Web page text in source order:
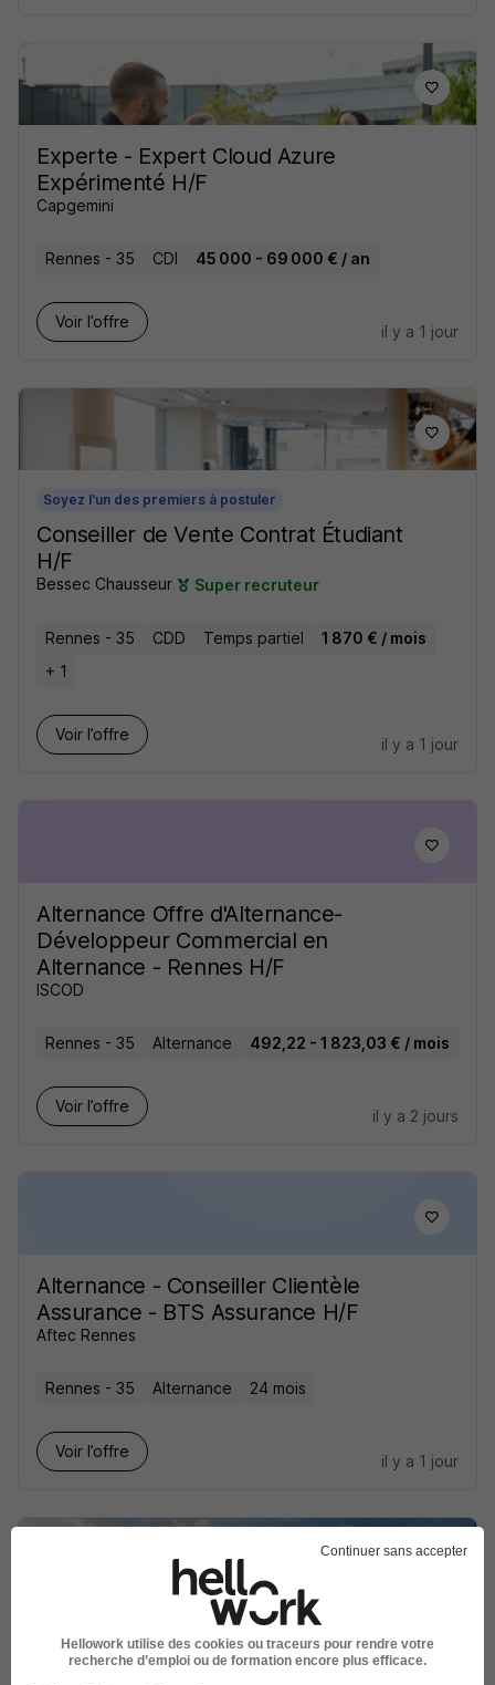
Experte - Expert Cloud Azure
Expérimenté H/F
Capgemini
Rennes - 35 CDI 45 000 - 69 000 € / an
Voir l’offre
il y a 1 jour
Soyez l'un des premiers à postuler
Conseiller de Vente Contrat Étudiant
H/F
Bessec Chausseur Super recruteur
Rennes - 35 CDD Temps partiel
1 870 € / mois
+ 1
Voir l’offre
il y a 1 jour
Alternance Offre d'Alternance-
Développeur Commercial en
Alternance - Rennes H/F
ISCOD
Rennes - 35 Alternance 492,22 - 1 823,03 € / mois
Voir l’offre
il y a 2 jours
Alternance - Conseiller Clientèle
Assurance - BTS Assurance H/F
Aftec Rennes
Rennes - 35 Alternance 24 mois
Voir l’offre
il y a 1 jour
Responsable Contrôleur Aérien H/F
ARMEE DE L'AIR ET DE L'ESPACE
Continuer sans accepter
Hellowork utilise des cookies ou traceurs pour rendre votre
recherche d’emploi ou de formation encore plus efficace.